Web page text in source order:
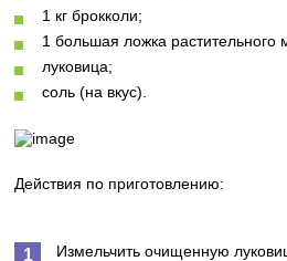
1 кг брокколи;
1 большая ложка растительного
луковица;
соль (на вкус).
Действия по приготовлению:
Измельчить очищенную